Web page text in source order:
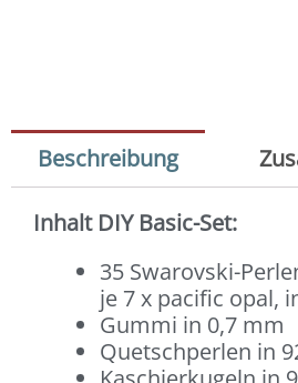
Beschreibung
Inhalt DIY Basic-Set:
35 Swarovski-
je 7 x pacific opal,
Gummi in 0,7 mm
Quetschperlen in